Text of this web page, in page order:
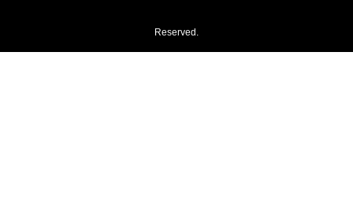
Reserved.